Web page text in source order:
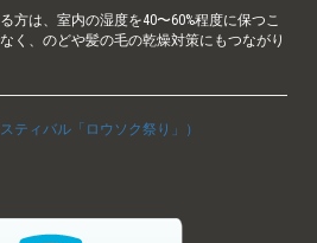
方は、室内の湿度を40〜60%程度に保つこ
く、のどや髪の毛の乾燥対策にもつながり
ティバル「ロウソク祭り」）